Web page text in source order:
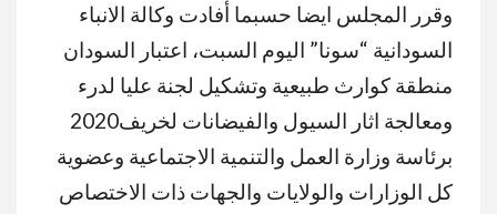
وقرر المجلس ايضا حسبما أفادت وكالة الانباء
السودانية “سونا” اليوم السبت، اعتبار السودان
منطقة كوارث طبيعية وتشكيل لجنة عليا لدرء
ومعالجة اثار السيول والفيضانات لخريف2020
برئاسة وزارة العمل والتنمية الاجتماعية وعضوية
كل الوزارات والولايات والجهات ذات الاختصاص